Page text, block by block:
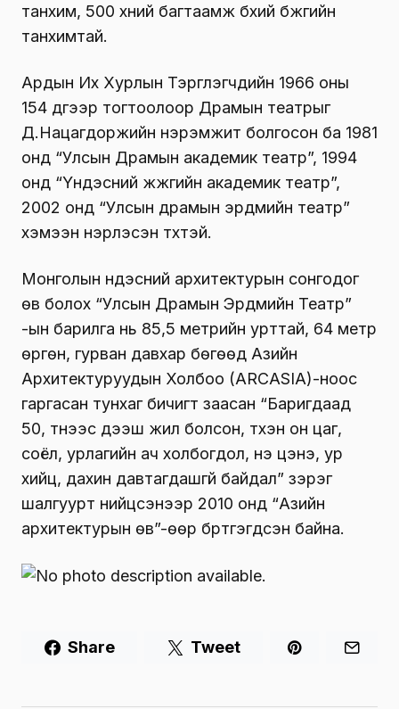
танхим, 500 хүний багтаамж бүхий бүжгийн
танхимтай.
Ардын Их Хурлын Тэргүүлэгчдийн 1966 оны
154 дүгээр тогтоолоор Драмын театрыг
Д.Нацагдоржийн нэрэмжит болгосон ба 1981
онд “Улсын Драмын академик театр”, 1994
онд “Үндэсний жүжгийн академик театр”,
2002 онд “Улсын драмын эрдмийн театр”
хэмээн нэрлэсэн түүхтэй.
Монголын үндэсний архитектурын сонгодог
өв болох “Улсын Драмын Эрдмийн Театр”
-ын барилга нь 85,5 метрийн урттай, 64 метр
өргөн, гурван давхар бөгөөд Азийн
Архитектуруудын Холбоо (ARCASIA)-ноос
гаргасан тунхаг бичигт заасан “Баригдаад
50, түүнээс дээш жил болсон, түүхэн он цаг,
соёл, урлагийн ач холбогдол, үнэ цэнэ, ур
хийц, дахин давтагдашгүй байдал” зэрэг
шалгуурт нийцсэнээр 2010 онд “Азийн
архитектурын өв”-өөр бүртгэгдсэн байна.
Share Tweet